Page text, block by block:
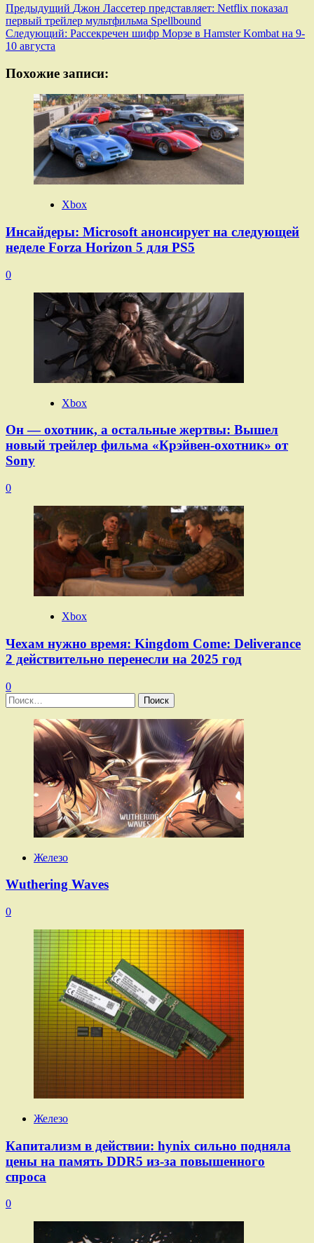
Навигация
записи
Предыдущий Джон Лассетер представляет: Netflix показал
первый трейлер мультфильма Spellbound
Следующий: Рассекречен шифр Морзе в Hamster Kombat на 9-
10 августа
Похожие записи:
Xbox
Инсайдеры: Microsoft анонсирует на следующей
неделе Forza Horizon 5 для PS5
0
Xbox
Он — охотник, а остальные жертвы: Вышел
новый трейлер фильма «Крэйвен-охотник» от
Sony
0
Xbox
Чехам нужно время: Kingdom Come: Deliverance
2 действительно перенесли на 2025 год
0
Найти:
Железо
Wuthering Waves
0
Железо
Капитализм в действии: hynix сильно подняла
цены на память DDR5 из-за повышенного
спроса
0